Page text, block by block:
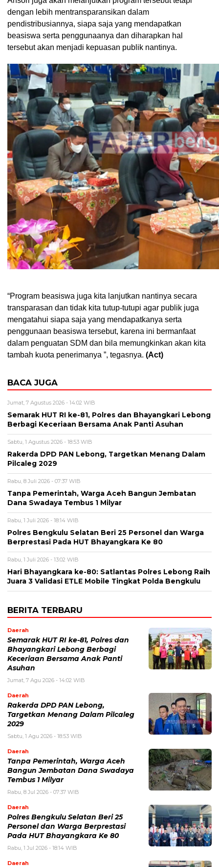
dengan lebih mentransparansikan dalam
pendistribusiannya, siapa saja yang mendapatkan
beasiswa serta penggunaanya dan diharapkan hal
tersebut akan menjadi kepuasan publik nantinya.
“Program beasiswa juga kita lanjutkan nantinya secara
transparasan dan tidak kita tutup-tutupi agar publik juga
mengatahui siapa saja yang mendapatkanya serta
penggunaan beasiswa tersebut, karena ini bermanfaat
dalam penguatan SDM dan bila memungkinkan akan kita
tambah kuota penerimanya ”, tegasnya. (Act)
BACA JUGA
Jumat, 7 Agustus 2026 - 14:02 WIB
Semarak HUT RI ke-81, Polres dan Bhayangkari Lebong
Berbagi Keceriaan Bersama Anak Panti Asuhan
Sabtu, 1 Agustus 2026 - 18:53 WIB
Rakerda DPD PAN Lebong, Targetkan Menang Dalam
Pilcaleg 2029
Rabu, 8 Juli 2026 - 07:37 WIB
Tanpa Pemerintah, Warga Aceh Bangun Jembatan
Dana Swadaya Tembus 1 Milyar
Rabu, 1 Juli 2026 - 18:14 WIB
Polres Bengkulu Selatan Beri 25 Personel dan Warga
Berprestasi Pada HUT Bhayangkara Ke 80
Rabu, 1 Juli 2026 - 13:02 WIB
Hari Bhayangkara ke-80: Satlantas Polres Lebong Raih
Juara 3 Validasi ETLE Mobile Tingkat Polda Bengkulu
BERITA TERBARU
Daerah
Semarak HUT RI ke-81, Polres dan
Bhayangkari Lebong Berbagi
Keceriaan Bersama Anak Panti
Asuhan
Jumat, 7 Agu 2026 - 14:02 WIB
Daerah
Rakerda DPD PAN Lebong,
Targetkan Menang Dalam Pilcaleg
2029
Sabtu, 1 Agu 2026 - 18:53 WIB
Daerah
Tanpa Pemerintah, Warga Aceh
Bangun Jembatan Dana Swadaya
Tembus 1 Milyar
Rabu, 8 Jul 2026 - 07:37 WIB
Daerah
Polres Bengkulu Selatan Beri 25
Personel dan Warga Berprestasi
Pada HUT Bhayangkara Ke 80
Rabu, 1 Jul 2026 - 18:14 WIB
Daerah